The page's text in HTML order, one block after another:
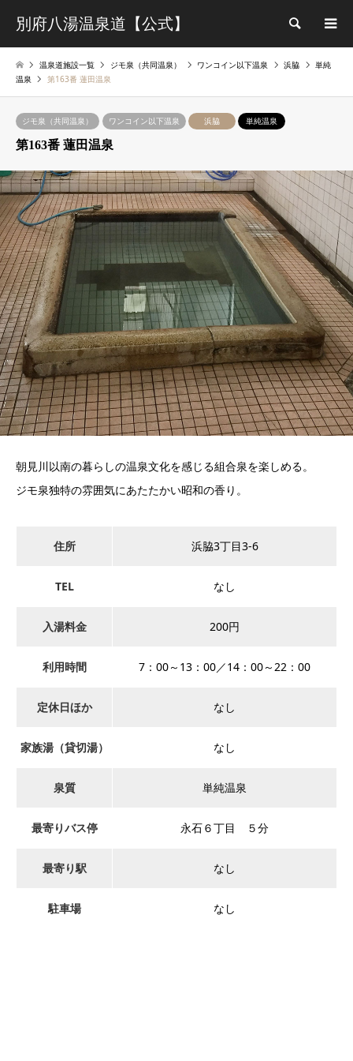
別府八湯温泉道【公式】 検索
温泉道施設一覧 ジモ泉（共同温泉） ワンコイン以下温泉 浜脇
単純
温泉
第163番 蓮田温泉
ジモ泉（共同温泉） ワンコイン以下温泉 浜脇 単純温泉
第163番 蓮田温泉
朝見川以南の暮らしの温泉文化を感じる組合泉を楽しめる。
ジモ泉独特の雰囲気にあたたかい昭和の香り。
住所 浜脇3丁目3-6
TEL なし
入湯料金 200円
利用時間 7：00～13：00／14：00～22：00
定休日ほか なし
家族湯（貸切湯） なし
泉質 単純温泉
最寄りバス停 永石６丁目 ５分
最寄り駅 なし
駐車場 なし